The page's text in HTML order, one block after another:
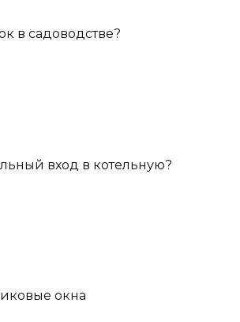
в садоводстве?
вход в котельную?
окна